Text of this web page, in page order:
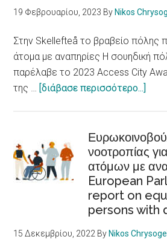
/
xenophobia
and
discrimination
are
health
19 Φεβρουαρίου, 2023 By Nikos
Στην Skellefteå το βραβείο πόλης
άτομα με αναπηρίες Η σουηδική
παρέλαβε το 2023 Access City
της … [διάβασε περισσότερο...]
το
σε
με
νοοτροπίας
ατόμων με
European
report on
persons with
15 Δεκεμβρίου, 2022 By Nikos